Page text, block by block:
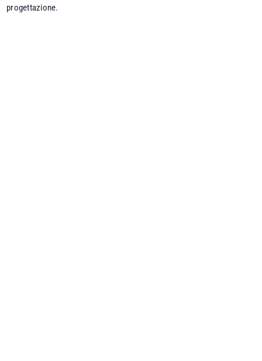
progettazione.